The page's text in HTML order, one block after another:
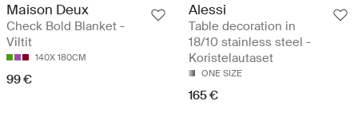
Maison Deux
Check Bold Blanket -
Viltit
140X 180CM
99 €
Alessi
Table decoration in
18/10 stainless steel -
Koristelautaset
ONE SIZE
165 €